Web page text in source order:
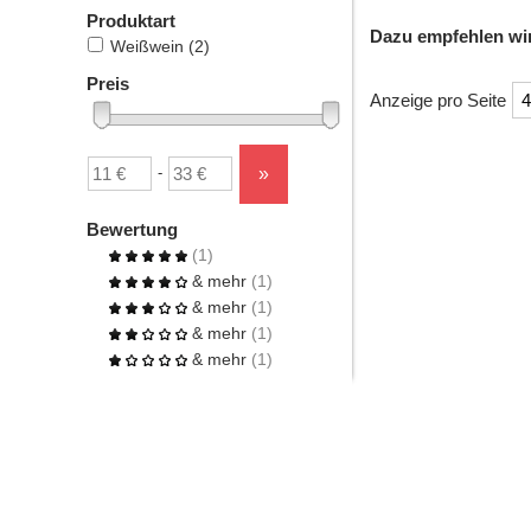
Produktart
Weißwein (2)
Preis
Untergrenze
-
Obergrenze
»
Bewertung
(1)
& mehr (1)
& mehr (1)
& mehr (1)
& mehr (1)
Dazu empfehlen
Anzeige pro Seite